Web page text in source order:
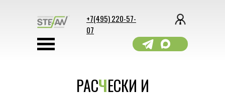
+7(495) 220-57-
07
РАСЧЕСКИ И